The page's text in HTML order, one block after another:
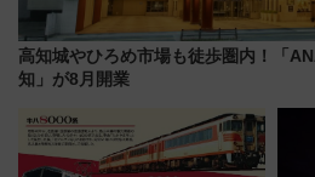
高知城やひろめ市場も徒歩圏内！「
知」が8月開業